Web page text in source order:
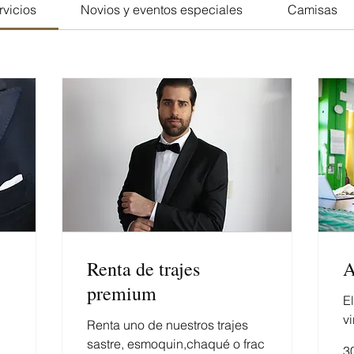
Novios y eventos especiales Camisas
Renta de trajes
premium
Renta uno de nuestros trajes
sastre, esmoquin,chaqué o frac